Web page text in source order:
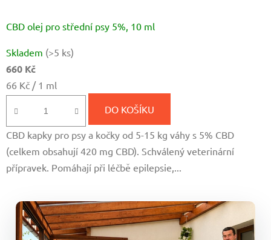
CBD olej pro střední psy 5%, 10 ml
hodnocení
produktu
je
5,0
z
5
hvězdiček.
Skladem (>5 ks)
660 Kč
Měrná
66 Kč / 1 ml
DO KOŠÍKU
CBD kapky pro psy a kočky od 5-15 kg váhy s 5% CBD
(celkem obsahují 420 mg CBD). Schválený veterinární
přípravek. Pomáhají při léčbě epilepsie,...